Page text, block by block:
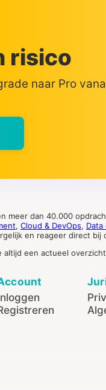
risico
naar Pro
meer dan 40.000
, Cloud & DevOps,
en reageer direct bij
altijd een actueel